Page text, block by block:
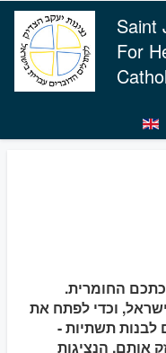
Saint
For
החומרית.
וכדי לפתח את
לבנות תשתיות -
אותם. הנציגות